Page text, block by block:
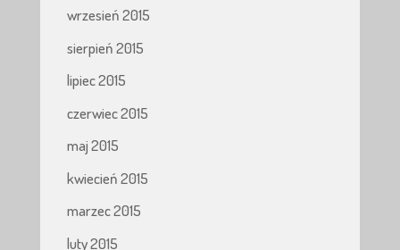
wrzesień 2015
sierpień 2015
lipiec 2015
czerwiec 2015
maj 2015
kwiecień 2015
marzec 2015
luty 2015